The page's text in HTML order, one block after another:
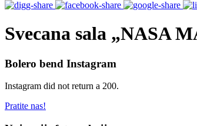
Svecana sala „NASA
Bolero bend Instagram
Instagram did not return a 200.
Pratite nas!